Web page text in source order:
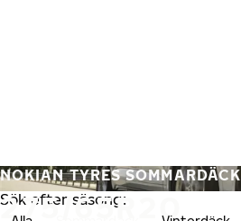
275/65R20
NOKIAN TYRES SOMMARDÄCK
Sök efter säsong: